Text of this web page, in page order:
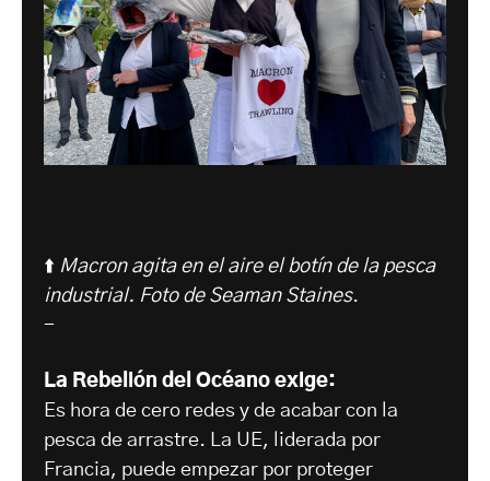
⬆️ Macron agita en el aire el botín de la pesca
industrial. Foto de Seaman Staines.
-
La Rebelión del Océano exige:
Es hora de cero redes y de acabar con la
pesca de arrastre. La UE, liderada por
Francia, puede empezar por proteger